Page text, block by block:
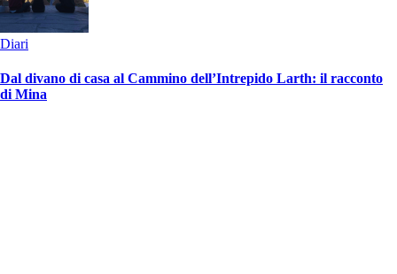
Diari
Dal divano di casa al Cammino dell’Intrepido Larth: il racconto
di Mina